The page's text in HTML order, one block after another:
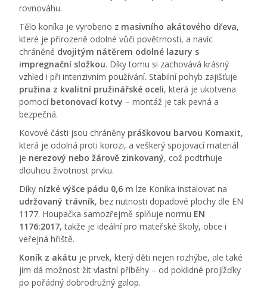
rovnováhu.
Tělo koníka je vyrobeno z masivního akátového dřeva,
které je přirozeně odolné vůči povětrnosti, a navíc
chráněné dvojitým nátěrem odolné lazury s
impregnační složkou. Díky tomu si zachovává krásný
vzhled i při intenzivním používání. Stabilní pohyb zajišťuje
pružina z kvalitní pružinářské oceli, která je ukotvena
pomocí betonovací kotvy – montáž je tak pevná a
bezpečná.
Kovové části jsou chráněny práškovou barvou Komaxit,
která je odolná proti korozi, a veškerý spojovací materiál
je nerezový nebo žárově zinkovaný, což podtrhuje
dlouhou životnost prvku.
Díky nízké výšce pádu 0,6 m lze Koníka instalovat na
udržovaný trávník, bez nutnosti dopadové plochy dle EN
1177. Houpačka samozřejmě splňuje normu EN
1176:2017, takže je ideální pro mateřské školy, obce i
veřejná hřiště.
Koník z akátu je prvek, který děti nejen rozhýbe, ale také
jim dá možnost žít vlastní příběhy – od poklidné projížďky
po pořádný dobrodružný galop.